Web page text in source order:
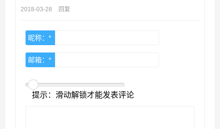
2018-03-28 回复
昵称：*
邮箱：*
提示：滑动解锁才能发表评论